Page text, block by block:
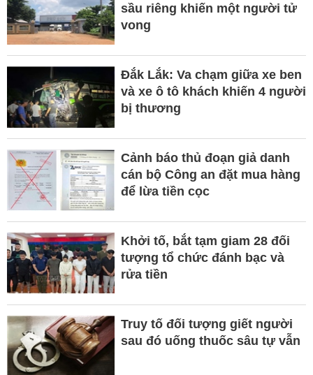
sầu riêng khiến một người tử
vong
Đắk Lắk: Va chạm giữa xe ben
và xe ô tô khách khiến 4 người
bị thương
Cảnh báo thủ đoạn giả danh
cán bộ Công an đặt mua hàng
để lừa tiền cọc
Khởi tố, bắt tạm giam 28 đối
tượng tổ chức đánh bạc và
rửa tiền
Truy tố đối tượng giết người
sau đó uống thuốc sâu tự vẫn